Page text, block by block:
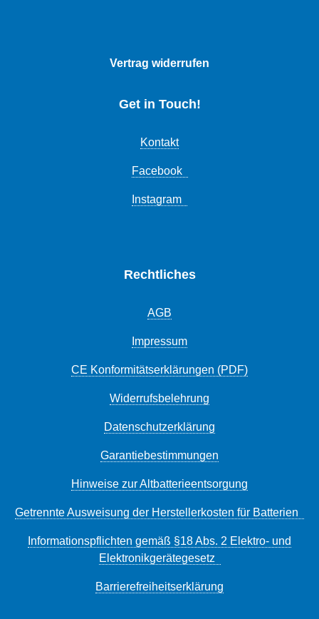
Vertrag widerrufen
Get in Touch!
Kontakt
Facebook
Instagram
Rechtliches
AGB
Impressum
CE Konformitätserklärungen (PDF)
Widerrufsbelehrung
Datenschutzerklärung
Garantiebestimmungen
Hinweise zur Altbatterieentsorgung
Getrennte Ausweisung der Herstellerkosten für Batterien
Informationspflichten gemäß §18 Abs. 2 Elektro- und
Elektronikgerätegesetz
Barrierefreiheitserklärung